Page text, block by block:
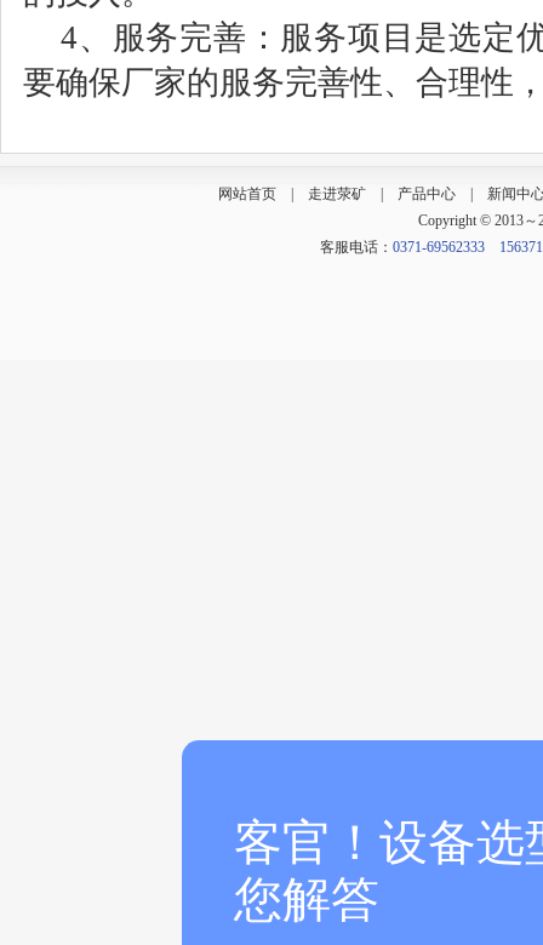
4、服务完善：服务项目是选定
要确保厂家的服务完善性、合理性
网站首页 走进荥矿 产品中心
新闻中
Copyright © 2013～
客服电话： 0371-69562333
客官！设备选
您解答